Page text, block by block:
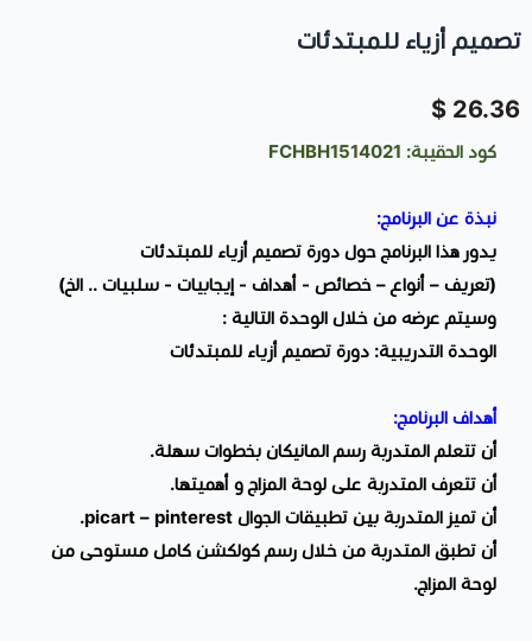
تصميم أزياء للمبتدئات
26.36 $
كود الحقيبة: FCHBH1514021
نبذة عن البرنامج:
يدور هذا البرنامج حول دورة تصميم أزياء للمبتدئات
(تعريف – أنواع – خصائص - أهداف - إيجابيات - سلبيات .. الخ)
وسيتم عرضه من خلال الوحدة التالية :
الوحدة التدريبية: دورة تصميم أزياء للمبتدئات
أهداف البرنامج:
أن تتعلم المتدربة رسم المانيكان بخطوات سهلة.
أن تتعرف المتدربة على لوحة المزاج و أهميتها.
أن تميز المتدربة بين تطبيقات الجوال picart – pinterest.
أن تطبق المتدربة من خلال رسم كولكشن كامل مستوحى من
لوحة المزاج.